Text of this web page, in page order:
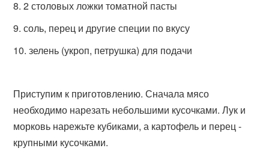
2 столовых ложки томатной пасты
соль, перец и другие специи по вкусу
зелень (укроп, петрушка) для подачи
Приступим к приготовлению. Сначала мясо
необходимо нарезать небольшими кусочками. Лук и
морковь нарежьте кубиками, а картофель и перец -
крупными кусочками.